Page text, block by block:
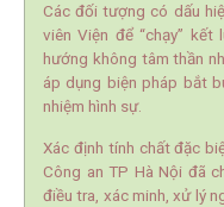
Các đối tượng có dấu
viên Viện để “chạy”
hướng không tâm thần
áp dụng biện pháp bắt
nhiệm hình sự.
Xác định tính chất đặc
Công an TP Hà Nội đã
điều tra, xác minh, xử lý